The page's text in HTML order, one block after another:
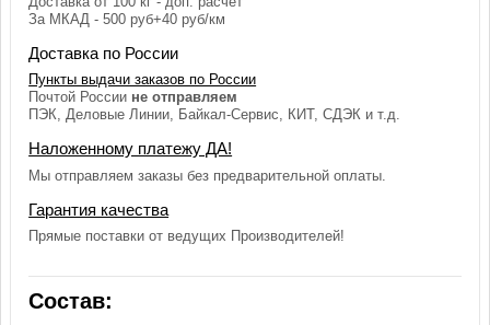
За МКАД - 500 руб+40 руб/км
Доставка по России
Пункты выдачи заказов по России
Почтой России не отправляем
ПЭК, Деловые Линии, Байкал-Сервис, КИТ, СДЭК и т.д.
Наложенному платежу ДА!
Мы отправляем заказы без предварительной оплаты.
Гарантия качества
Прямые поставки от ведущих Производителей!
Состав: